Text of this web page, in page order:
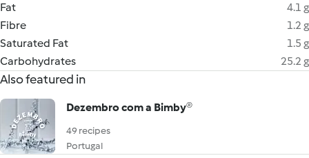
Fat
4.1 g
Fibre
1.2 g
Saturated Fat
1.5 g
Carbohydrates
25.2 g
Also featured in
Dezembro com a Bimby®
49 recipes
Portugal